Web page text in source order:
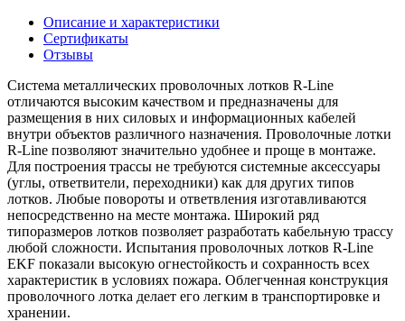
Описание и характеристики
Сертификаты
Отзывы
Система металлических проволочных лотков R-Line
отличаются высоким качеством и предназначены для
размещения в них силовых и информационных кабелей
внутри объектов различного назначения. Проволочные лотки
R-Line позволяют значительно удобнее и проще в монтаже.
Для построения трассы не требуются системные аксессуары
(углы, ответвители, переходники) как для других типов
лотков. Любые повороты и ответвления изготавливаются
непосредственно на месте монтажа. Широкий ряд
типоразмеров лотков позволяет разработать кабельную трассу
любой сложности. Испытания проволочных лотков R-Line
EKF показали высокую огнестойкость и сохранность всех
характеристик в условиях пожара. Облегченная конструкция
проволочного лотка делает его легким в транспортировке и
хранении.